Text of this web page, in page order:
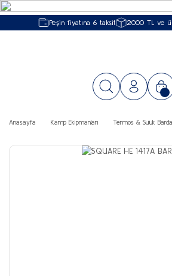
Peşin fiyatına 6 taksit 2000 TL ve
Anasayfa Kamp Ekipmanları Termos & Suluk